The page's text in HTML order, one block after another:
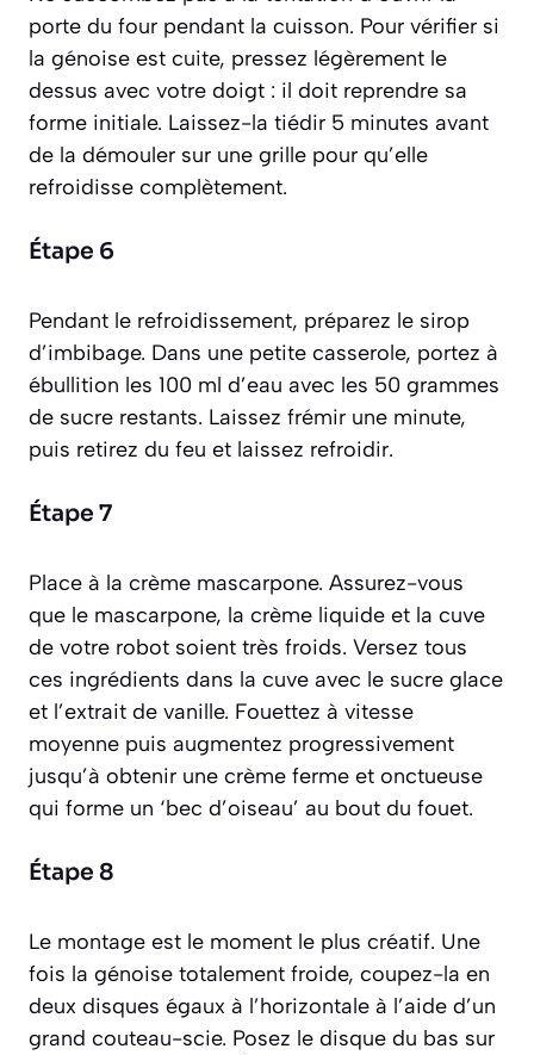
porte du four pendant la cuisson. Pour vérifier si
la génoise est cuite, pressez légèrement le
dessus avec votre doigt : il doit reprendre sa
forme initiale. Laissez-la tiédir 5 minutes avant
de la démouler sur une grille pour qu’elle
refroidisse complètement.
Étape 6
Pendant le refroidissement, préparez le sirop
d’imbibage. Dans une petite casserole, portez à
ébullition les 100 ml d’eau avec les 50 grammes
de sucre restants. Laissez frémir une minute,
puis retirez du feu et laissez refroidir.
Étape 7
Place à la crème mascarpone. Assurez-vous
que le mascarpone, la crème liquide et la cuve
de votre robot soient très froids. Versez tous
ces ingrédients dans la cuve avec le sucre glace
et l’extrait de vanille. Fouettez à vitesse
moyenne puis augmentez progressivement
jusqu’à obtenir une crème ferme et onctueuse
qui forme un ‘bec d’oiseau’ au bout du fouet.
Étape 8
Le montage est le moment le plus créatif. Une
fois la génoise totalement froide, coupez-la en
deux disques égaux à l’horizontale à l’aide d’un
grand couteau-scie. Posez le disque du bas sur